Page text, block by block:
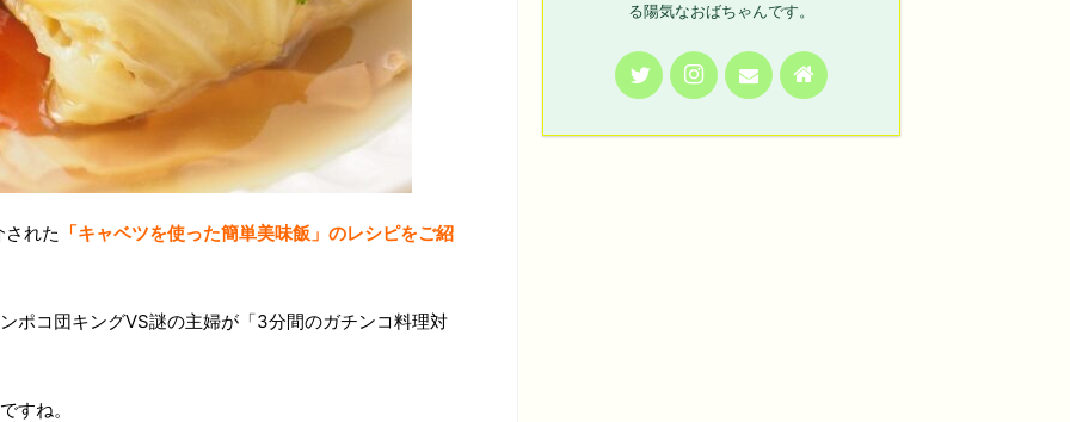
れた 「キャベツを使った簡単美味飯」のレシピをご紹
ポコ団キングVS謎の主婦が「3分間のガチンコ料理対
すね。
る陽気なおばちゃんです。